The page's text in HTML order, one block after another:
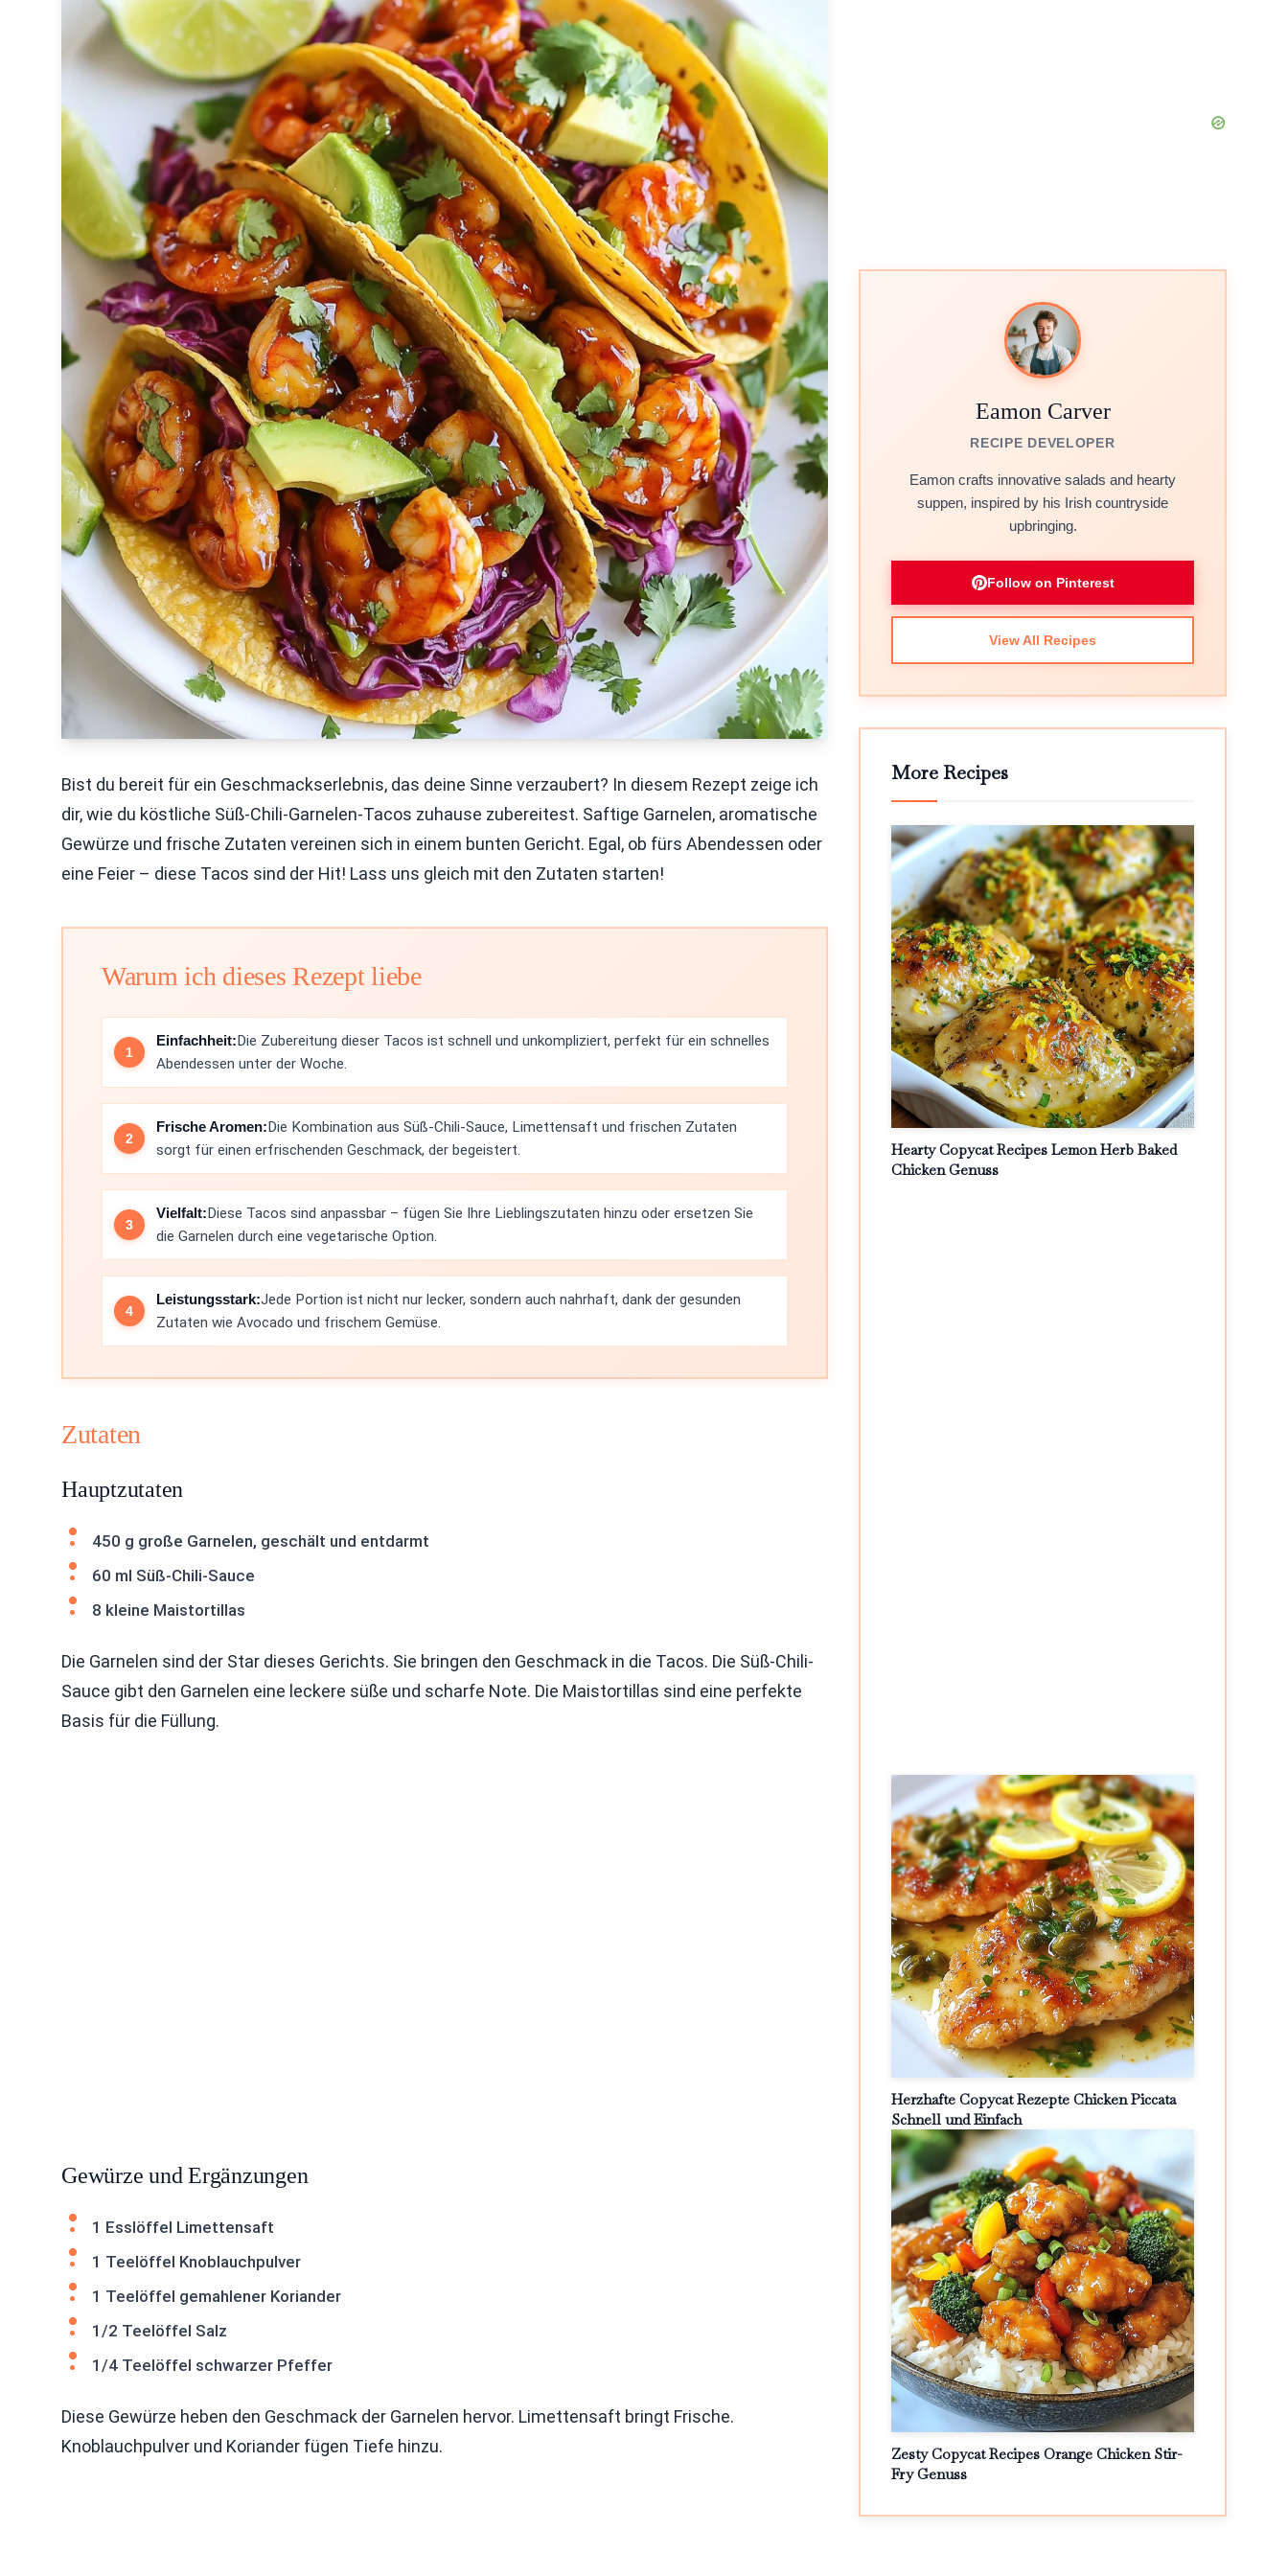
Bist du bereit für ein Geschmackserlebnis, das deine Sinne verzaubert? In diesem Rezept zeige ich
dir, wie du köstliche Süß-Chili-Garnelen-Tacos zuhause zubereitest. Saftige Garnelen, aromatische
Gewürze und frische Zutaten vereinen sich in einem bunten Gericht. Egal, ob fürs Abendessen oder
eine Feier – diese Tacos sind der Hit! Lass uns gleich mit den Zutaten starten!
Warum ich dieses Rezept liebe
Einfachheit:Die Zubereitung dieser Tacos ist schnell und unkompliziert, perfekt für ein schnelles
Abendessen unter der Woche.
Frische Aromen:Die Kombination aus Süß-Chili-Sauce, Limettensaft und frischen Zutaten
sorgt für einen erfrischenden Geschmack, der begeistert.
Vielfalt:Diese Tacos sind anpassbar – fügen Sie Ihre Lieblingszutaten hinzu oder ersetzen Sie
die Garnelen durch eine vegetarische Option.
Leistungsstark:Jede Portion ist nicht nur lecker, sondern auch nahrhaft, dank der gesunden
Zutaten wie Avocado und frischem Gemüse.
Zutaten
Hauptzutaten
450 g große Garnelen, geschält und entdarmt
60 ml Süß-Chili-Sauce
8 kleine Maistortillas
Die Garnelen sind der Star dieses Gerichts. Sie bringen den Geschmack in die Tacos. Die Süß-Chili-
Sauce gibt den Garnelen eine leckere süße und scharfe Note. Die Maistortillas sind eine perfekte
Basis für die Füllung.
Gewürze und Ergänzungen
1 Esslöffel Limettensaft
1 Teelöffel Knoblauchpulver
1 Teelöffel gemahlener Koriander
1/2 Teelöffel Salz
1/4 Teelöffel schwarzer Pfeffer
Diese Gewürze heben den Geschmack der Garnelen hervor. Limettensaft bringt Frische.
Knoblauchpulver und Koriander fügen Tiefe hinzu.
Eamon Carver
RECIPE DEVELOPER
Eamon crafts innovative salads and hearty
suppen, inspired by his Irish countryside
upbringing.
Follow on Pinterest
View All Recipes
More Recipes
Hearty Copycat Recipes Lemon Herb Baked
Chicken Genuss
Herzhafte Copycat Rezepte Chicken Piccata
Schnell und Einfach
Zesty Copycat Recipes Orange Chicken Stir-
Fry Genuss